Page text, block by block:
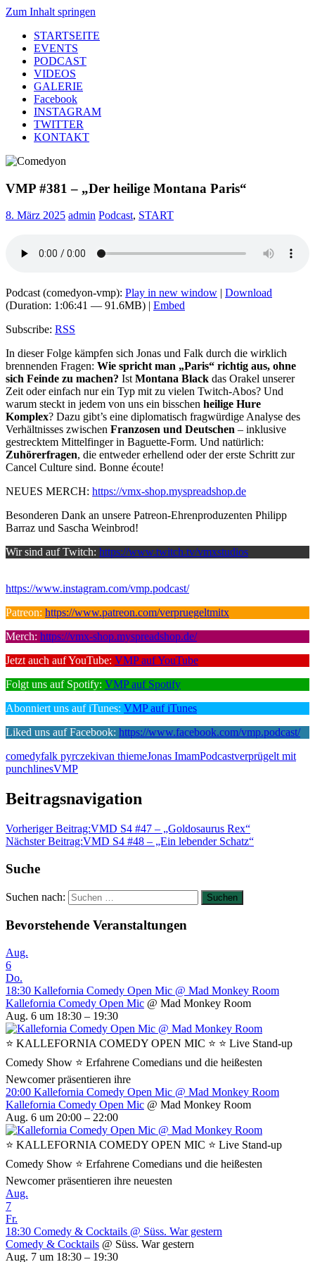
Zum Inhalt springen
Comedyon
Comedy
Berlin
STARTSEITE
EVENTS
PODCAST
VIDEOS
GALERIE
Facebook
INSTAGRAM
TWITTER
KONTAKT
VMP #381 – „Der heilige Montana Paris“
8. März 2025 admin Podcast, START
Podcast (comedyon-vmp): Play in new window | Download
(Duration: 1:06:41 — 91.6MB) | Embed
Subscribe: RSS
In dieser Folge kämpfen sich Jonas und Falk durch die wirklich
brennenden Fragen: Wie spricht man „Paris“ richtig aus, ohne
sich Feinde zu machen? IstMontana Black das Orakel unserer
Zeit oder einfach nur ein Typ mit zu vielen Twitch-Abos? Und
warum steckt in jedem von uns ein bisschen heilige Hure
Komplex? Dazu gibt’s eine diplomatisch fragwürdige Analyse des
Verhältnisses zwischen Franzosen und Deutschen – inklusive
gestrecktem Mittelfinger in Baguette-Form. Und natürlich:
Zuhörerfragen, die entweder erhellend oder der erste Schritt zur
Cancel Culture sind. Bonne écoute!
NEUES MERCH: https://vmx-shop.myspreadshop.de
Besonderen Dank an unsere Patreon-Ehrenproduzenten Philipp
Barraz und Sascha Weinbrod!
Wir sind auf Twitch: https://www.twitch.tv/vmxstudios
https://www.instagram.com/vmp.podcast/
Patreon: https://www.patreon.com/verpruegeltmitx
Merch: https://vmx-shop.myspreadshop.de/
Jetzt auch auf YouTube: VMP auf YouTube
Folgt uns auf Spotify: VMP auf Spotify
Abonniert uns auf iTunes: VMP auf iTunes
Liked uns auf Facebook: https://www.facebook.com/vmp.podcast/
comedyfalk pyrczekivan thiemeJonas ImamPodcastverprügelt mit
punchlinesVMP
Beitragsnavigation
Vorheriger Beitrag:VMD S4 #47 – „Goldosaurus Rex“
Nächster Beitrag:VMD S4 #48 – „Ein lebender Schatz“
Suche
Suchen nach: Suchen
Bevorstehende Veranstaltungen
Aug.
6
Do.
18:30 Kallefornia Comedy Open Mic @ Mad Monkey Room
Kallefornia Comedy Open Mic @ Mad Monkey Room
Aug. 6 um 18:30 – 19:30
⭐ KALLEFORNIA COMEDY OPEN MIC ⭐ ⭐ Live Stand-up
Comedy Show ⭐ Erfahrene Comedians und die heißesten
Newcomer präsentieren ihre
20:00 Kallefornia Comedy Open Mic @ Mad Monkey Room
Kallefornia Comedy Open Mic @ Mad Monkey Room
Aug. 6 um 20:00 – 22:00
⭐ KALLEFORNIA COMEDY OPEN MIC ⭐ Live Stand-up
Comedy Show ⭐ Erfahrene Comedians und die heißesten
Newcomer präsentieren ihre neuesten
Aug.
7
Fr.
18:30 Comedy & Cocktails @ Süss. War gestern
Comedy & Cocktails @ Süss. War gestern
Aug. 7 um 18:30 – 19:30